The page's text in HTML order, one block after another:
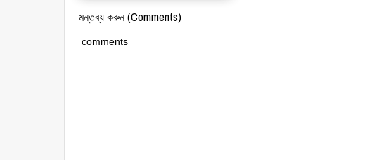
মন্তব্য করুন (Comments)
comments